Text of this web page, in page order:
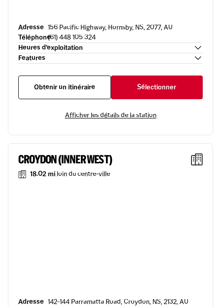
Adresse 156 Pacific Highway, Hornsby, NS, 2077, AU
Téléphone(61) 448 105 324
Heures d’exploitation
Features
Obtenir un itinéraire Sélectionner
Afficher les détails de la station
CROYDON (INNER WEST)
18.02 mi loin du centre-ville
Adresse 142-144 Parramatta Road, Croydon, NS, 2132, AU